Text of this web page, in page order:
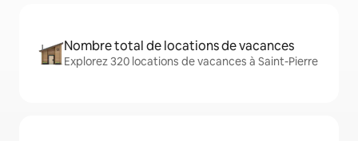
Nombre total de locations de vacances
Explorez 320 locations de vacances à Saint-Pierre